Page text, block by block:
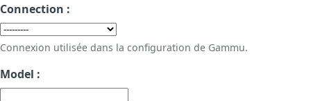
Connection :
Connexion utilisée dans la configuration de Gammu.
Model :